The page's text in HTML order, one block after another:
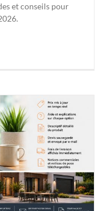
et conseils pour